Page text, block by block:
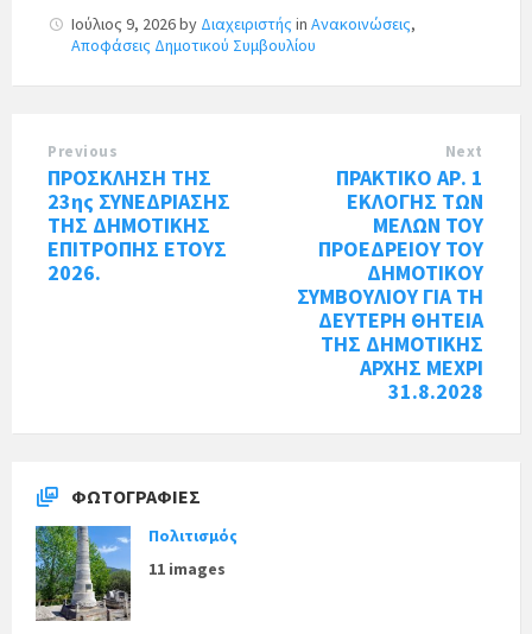
Ιούλιος 9, 2026by Διαχειριστής in Ανακοινώσεις,
Αποφάσεις Δημοτικού Συμβουλίου
Previous
ΠΡΟΣΚΛΗΣΗ ΤΗΣ
23ης ΣΥΝΕΔΡΙΑΣΗΣ
ΤΗΣ ΔΗΜΟΤΙΚΗΣ
ΕΠΙΤΡΟΠΗΣ ΕΤΟΥΣ
2026.
Next
ΠΡΑΚΤΙΚΟ ΑΡ. 1
ΕΚΛΟΓΗΣ ΤΩΝ
ΜΕΛΩΝ ΤΟΥ
ΠΡΟΕΔΡΕΙΟΥ ΤΟΥ
ΔΗΜΟΤΙΚΟΥ
ΣΥΜΒΟΥΛΙΟΥ ΓΙΑ ΤΗ
ΔΕΥΤΕΡΗ ΘΗΤΕΙΑ
ΤΗΣ ΔΗΜΟΤΙΚΗΣ
ΑΡΧΗΣ ΜΕΧΡΙ
31.8.2028
ΦΩΤΟΓΡΑΦΊΕΣ
Πολιτισμός
11 images